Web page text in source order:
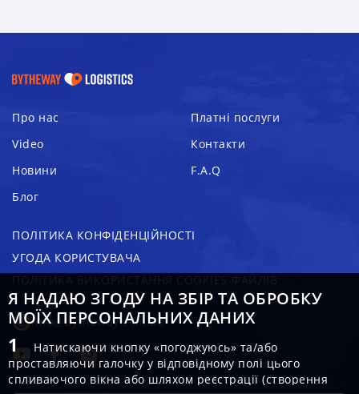
Про нас
Платні послуги
Video
Контакти
Новини
F.A.Q
Блог
info@bytheway.com.ua
ПОЛІТИКА КОНФІДЕНЦІЙНОСТІ
УГОДА КОРИСТУВАЧА
Я НАДАЮ ЗГОДУ НА ЗБІР ТА ОБРОБКУ
МОЇХ ПЕРСОНАЛЬНИХ ДАНИХ
Натискаючи кнопку «погоджуюсь» та/або
проставляючи галочку у відповідному полі цього
спливаючого вікна або шляхом реєстрації (створення